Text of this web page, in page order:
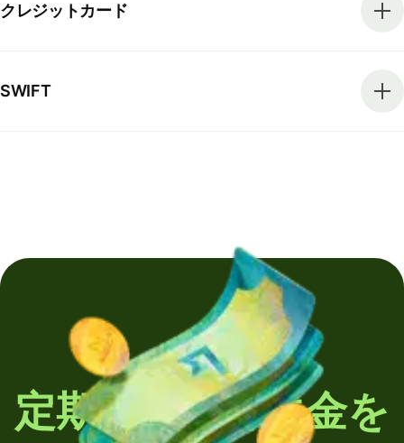
クレジットカード
SWIFT
定期的に海外送金を